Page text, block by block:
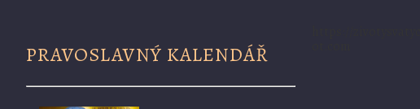
PRAVOSLAVNÝ KALENDÁŘ